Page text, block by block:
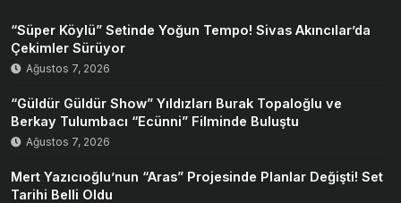
“Süper Köylü” Setinde Yoğun Tempo! Sivas Akıncılar’da
Çekimler Sürüyor
Ağustos 7, 2026
“Güldür Güldür Show” Yıldızları Burak Topaloğlu ve
Berkay Tulumbacı “Ecünni” Filminde Buluştu
Ağustos 7, 2026
Mert Yazıcıoğlu’nun “Aras” Projesinde Planlar Değişti! Set
Tarihi Belli Oldu